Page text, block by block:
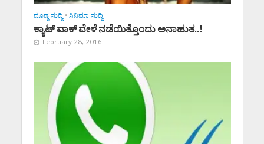
ದೊಡ್ಡ ಸುದ್ದಿ • ಸಿನಿಮಾ ಸುದ್ದಿ
ಕ್ಯಾಟ್‌ ವಾಕ್ ವೇಳೆ ನಡೆಯಿತ್ತೊಂದು ಅನಾಹುತ..!
February 28, 2016